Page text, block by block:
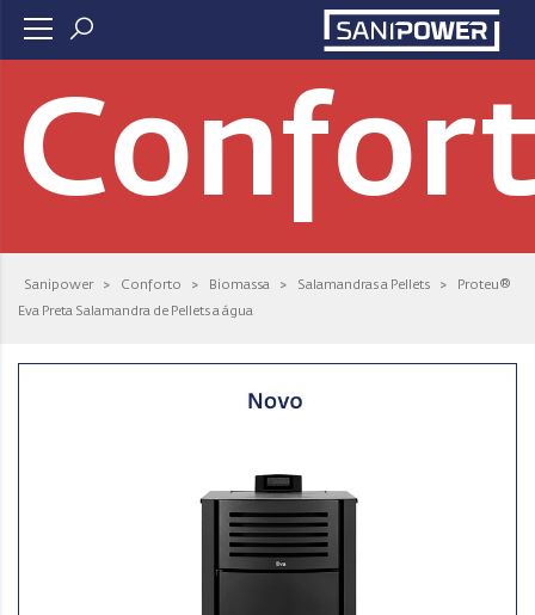
Sanipower > Conforto > Biomassa > Salamandras a Pellets >
Proteu®
Eva Preta Salamandra de Pellets a água